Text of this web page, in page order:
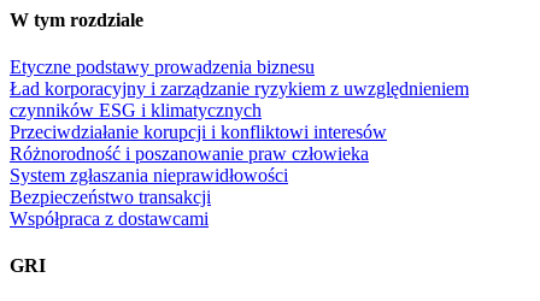
W tym rozdziale
Etyczne podstawy prowadzenia biznesu
Ład korporacyjny i zarządzanie ryzykiem z uwzględnieniem
czynników ESG i klimatycznych
Przeciwdziałanie korupcji i konfliktowi interesów
Różnorodność i poszanowanie praw człowieka
System zgłaszania nieprawidłowości
Bezpieczeństwo transakcji
Współpraca z dostawcami
GRI